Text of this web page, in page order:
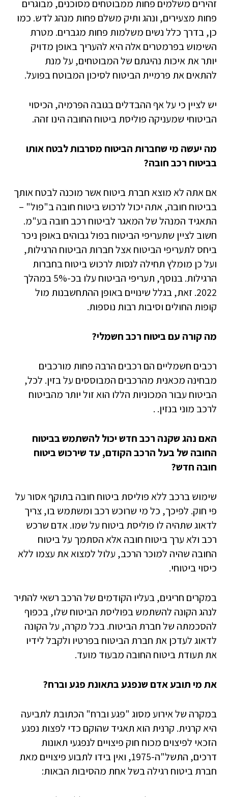
זהירים משלמים פחות ממבוטחים מסוכנים, מבוגרים
פחות מצעירים, ונהג ותיק משלם פחות מנהג לדש. כמו
כן, בדרך כלל נשים משלמות פחות מגברים. מטרת
השימוש בפרמטרים אלה היא להעריך באופן מדויק
יותר את איכות נהיגתם של המבוטחים, על מנת
להתאים את פרמיית הביטוח לסיכון המבוטח בפועל.
יש לציין כי על אף ההבדלים בגובה הפרמיה, הכיסוי
הביטוחי שמעניקה פוליסת ביטוח החובה הינו זהה.
מה יעשה מי שחברות הביטוח מסרבות לבטח אותו
בביטוח רכב חובה?
​אם אתה לא מוצא חברת ביטוח אשר מוכנה לבטח אותך
בביטוח חובה, אתה יכול לרכוש ביטוח חובה ב"פול" –
התאגיד המנהל של המאגר לביטוח רכב חובה בע"מ.
חשוב לציין שתעריפי הביטוח בפול גבוהים באופן ניכר
ביחס לתעריפי הביטוח אצל חברות הביטוח הרגילות,
ועל כן מומלץ תחילה לנסות לרכוש ביטוח בחברות
הרגילות. בנוסף, תעריפי הביטוח עלו בכ-5% במהלך
2022. זאת, בגלל שינויים באופן ההתחשבנות מול
קופות החולים וסיבות רבות נוספות.
מה קורה עם ביטוח רכב חשמלי?
רכבים חשמליים הם רכבים הרבה פחות מורכבים
מבחינה מכאנית מהרכבים המבוססים על בזין. לכל,
הביטוח עבור המכוניות הללו הוא זול יותר מהביטוח
לרכב מוני בנזין. .
האם נהג שקנה רכב חדש יכול להשתמש בביטוח
החובה של בעל הרכב הקודם, עד שירכוש ביטוח
חובה חדש?
​שימוש ברכב ללא פוליסת ביטוח חובה בתוקף אסור על
פי חוק. לפיכך, כל מי שרוכש רכב ומשתמש בו, צריך
לדאוג שתהיה לו פוליסת ביטוח על שמו. אדם שרכש
רכב ולא ערך ביטוח חובה אלא הסתמך על ביטוח
החובה שהיה למוכר הרכב, עלול למצוא את עצמו ללא
כיסוי ביטוחי.
במקרים חריגים, בעליו הקודמים של הרכב רשאי להתיר
לנהג הקונה להשתמש בפוליסת הביטוח שלו, בכפוף
להסכמתה של חברת הביטוח. בכל מקרה, על הקונה
לדאוג לעדכן את חברת הביטוח בפרטיו ולקבל לידיו
את תעודת ביטוח החובה מבעוד מועד.
את מי תובע אדם שנפגע בתאונת פגע וברח?
במקרה של אירוע מסוג "פגע וברח" הכתובת לתביעה
היא קרנית. קרנית הוא תאגיד שהוקם כדי לפצות נפגע
הזכאי לפיצוים מכוח חוק פיצויים לנפגעי תאונות
דרכים, התשל"ה-1975, ואין בידו לתבוע פיצויים מאת
חברת ביטוח רגילה בשל אחת מהסיבות הבאות: